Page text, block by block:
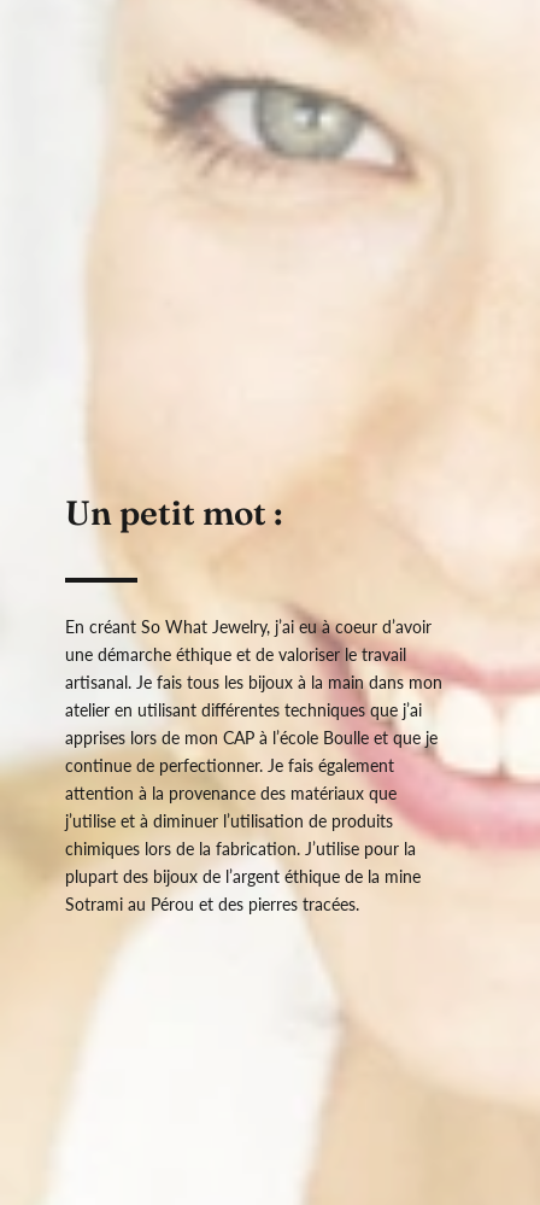
Un petit mot :
En créant So What Jewelry, j’ai eu à coeur d’avoir
une démarche éthique et de valoriser le travail
artisanal. Je fais tous les bijoux à la main dans mon
atelier en utilisant différentes techniques que j’ai
apprises lors de mon CAP à l’école Boulle et que je
continue de perfectionner. Je fais également
attention à la provenance des matériaux que
j’utilise et à diminuer l’utilisation de produits
chimiques lors de la fabrication. J’utilise pour la
plupart des bijoux de l’argent éthique de la mine
Sotrami au Pérou et des pierres tracées.